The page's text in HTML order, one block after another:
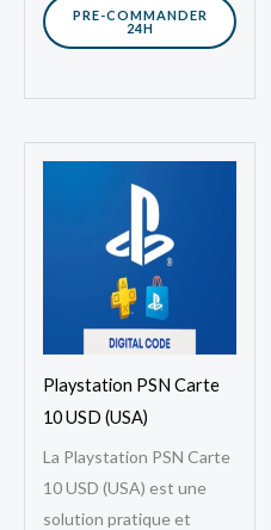
d’accéder…
PRE-COMMANDER
24H
Playstation PSN Carte
10 USD (USA)
La Playstation PSN Carte
10 USD (USA) est une
solution pratique et